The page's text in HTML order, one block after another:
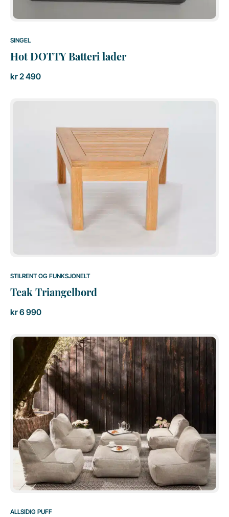
SINGEL
Hot DOTTY Batteri lader
kr2 490
STILRENT OG FUNKSJONELT
Teak Triangelbord
kr6 990
ALLSIDIG PUFF